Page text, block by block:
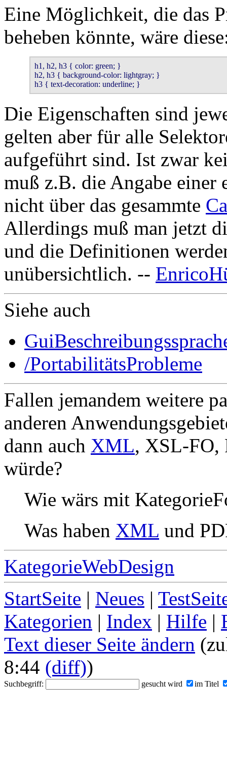
Eine Möglichkeit, die das
beheben könnte, wäre
h1, h2, h3 { color: green; }
h2, h3 { background-color: lightgray; }
h3 { text-decoration: underline; }
Die Eigenschaften sind
gelten aber für alle
aufgeführt sind. Ist zwar
muß z.B. die Angabe
nicht über das gesammte
Allerdings muß man jetzt
und die Definitionen
unübersichtlich. --
Siehe auch
/PortabilitätsProbleme
Fallen jemandem weitere
anderen
dann auch XML, XSL-FO,
würde?
Wie wärs mit
Was haben XML und
KategorieWebDesign
StartSeite | Neues |
Kategorien | Index | Hilfe |
Text dieser Seite ändern
8:44 (diff))
Suchbegriff: gesucht wird im Titel